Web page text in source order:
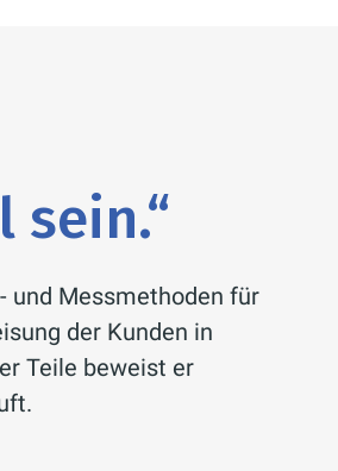
sein.“
und Messmethoden für
der Kunden in
Teile beweist er